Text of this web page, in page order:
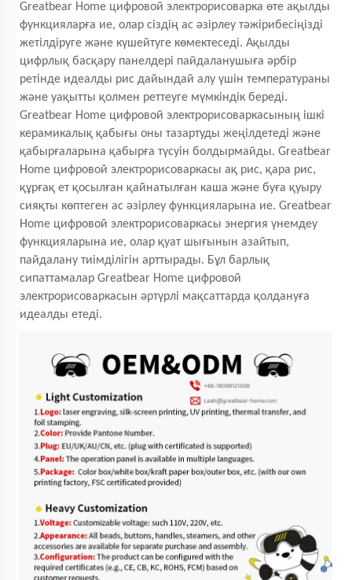
Greatbear Home цифровой электрорисоварка өте ақылды
функцияларға ие, олар сіздің ас әзірлеу тәжірибесіңізді
жетілдіруге және күшейтуге көмектеседі. Ақылды
цифрлық басқару панелдері пайдаланушыға әрбір
ретінде идеалды рис дайындай алу үшін температураны
және уақытты қолмен реттеуге мүмкіндік береді.
Greatbear Home цифровой электрорисоваркасының ішкі
керамикалық қабығы оны тазартуды жеңілдетеді және
қабырғаларына қабырға түсуін болдырмайды. Greatbear
Home цифровой электрорисоваркасы ақ рис, қара рис,
құрғақ ет қосылған қайнатылған каша және буға қуыру
сияқты көптеген ас әзірлеу функцияларына ие. Greatbear
Home цифровой электрорисоваркасы энергия үнемдеу
функцияларына ие, олар қуат шығынын азайтып,
пайдалану тиімділігін арттырады. Бұл барлық
сипаттамалар Greatbear Home цифровой
электрорисоваркасын әртүрлі мақсаттарда қолдануға
идеалды етеді.